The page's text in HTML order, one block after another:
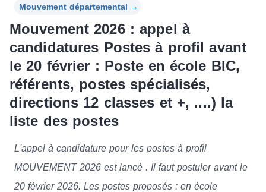
Mouvement départemental →
Mouvement 2026 : appel à
candidatures Postes à profil avant
le 20 février : Poste en école BIC,
référents, postes spécialisés,
directions 12 classes et +, ....) la
liste des postes
L'appel à candidature pour les postes à profil
MOUVEMENT 2026 est lancé . Il faut postuler avant le
20 février 2026. Les postes proposés : en école